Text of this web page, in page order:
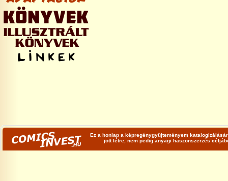
Ez a honlap a képregénygyűjteményem
jött létre, nem pedig anyagi haszonszerzés